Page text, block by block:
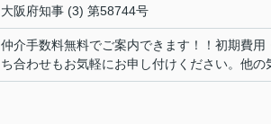
大阪府知事 (3) 第58744号
仲介手数料無料でご案内できます！！初期費
ち合わせもお気軽にお申し付けください。他の